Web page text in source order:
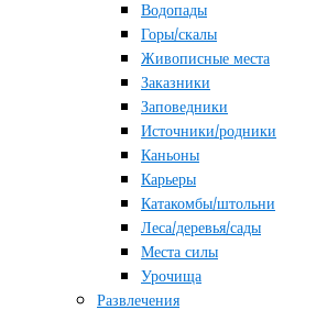
Водопады
Горы/скалы
Живописные места
Заказники
Заповедники
Источники/родники
Каньоны
Карьеры
Катакомбы/штольни
Леса/деревья/сады
Места силы
Урочища
Развлечения